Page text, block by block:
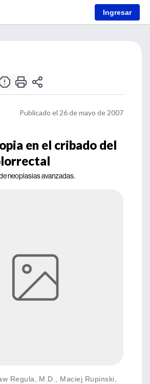
Ingresar
Publicado el 26 de mayo de 2007
en el cribado del
neoplasias avanzadas.
Regula, M.D., Maciej Rupinski,